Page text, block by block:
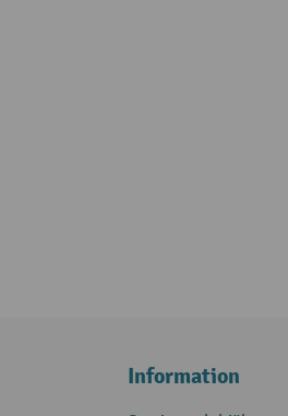
Information